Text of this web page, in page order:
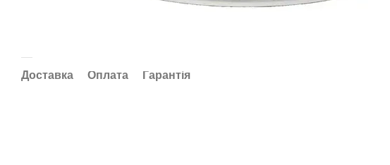
Доставка Оплата Гарантія